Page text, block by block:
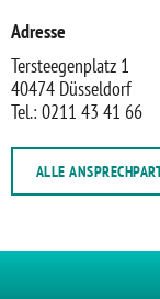
Adresse
Tersteegenplatz 1
40474 Düsseldorf
Tel.: 0211 43 41 66
ALLE